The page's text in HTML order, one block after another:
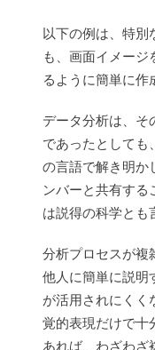
以下の例は、特別
も、画面イメージ
るように簡単に作
データ分析は、そ
であったとしても
の言語で解き明か
ンバーと共有す
は説得の科学とも
分析プロセスが複
他人に簡単に説明
が活用されにくく
覚的表現だけで十
あれば、わざわざ